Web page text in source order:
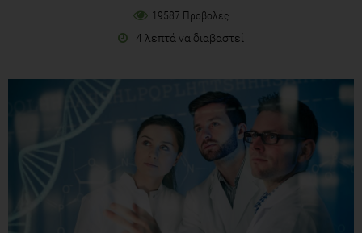
19587 Προβολές
4 λεπτά να διαβαστεί